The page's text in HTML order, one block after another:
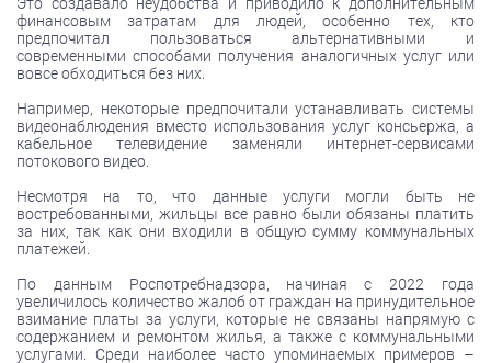
финансовым затратам для людей, особенно тех, кто
предпочитал пользоваться альтернативными и
современными способами получения аналогичных услуг или
вовсе обходиться без них.
Например, некоторые предпочитали устанавливать системы
видеонаблюдения вместо использования услуг консьержа, а
кабельное телевидение заменяли интернет-сервисами
потокового видео.
Несмотря на то, что данные услуги могли быть не
востребованными, жильцы все равно были обязаны платить
за них, так как они входили в общую сумму коммунальных
платежей.
По данным Роспотребнадзора, начиная с 2022 года
увеличилось количество жалоб от граждан на принудительное
взимание платы за услуги, которые не связаны напрямую с
содержанием и ремонтом жилья, а также с коммунальными
услугами. Среди наиболее часто упоминаемых примеров –